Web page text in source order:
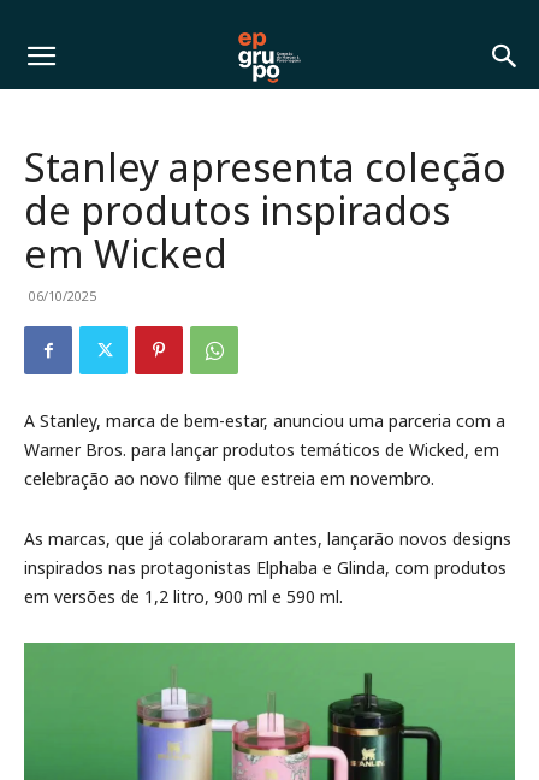
Stanley apresenta coleção
de produtos inspirados
em Wicked
06/10/2025
A Stanley, marca de bem-estar, anunciou uma parceria com a
Warner Bros. para lançar produtos temáticos de Wicked, em
celebração ao novo filme que estreia em novembro.
As marcas, que já colaboraram antes, lançarão novos designs
inspirados nas protagonistas Elphaba e Glinda, com produtos
em versões de 1,2 litro, 900 ml e 590 ml.